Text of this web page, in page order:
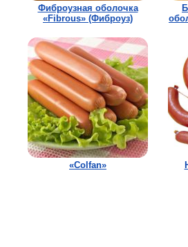
Фиброузная оболочка
«Fibrous» (Фиброуз)
«Colfan»